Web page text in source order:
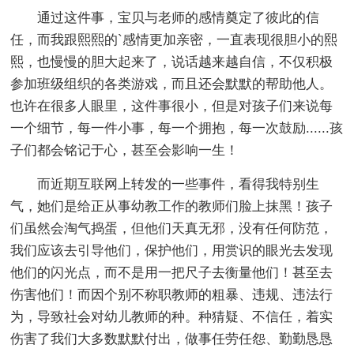
通过这件事，宝贝与老师的感情奠定了彼此的信
任，而我跟熙熙的`感情更加亲密，一直表现很胆小的熙
熙，也慢慢的胆大起来了，说话越来越自信，不仅积极
参加班级组织的各类游戏，而且还会默默的帮助他人。
也许在很多人眼里，这件事很小，但是对孩子们来说每
一个细节，每一件小事，每一个拥抱，每一次鼓励......孩
子们都会铭记于心，甚至会影响一生！
而近期互联网上转发的一些事件，看得我特别生
气，她们是给正从事幼教工作的教师们脸上抹黑！孩子
们虽然会淘气捣蛋，但他们天真无邪，没有任何防范，
我们应该去引导他们，保护他们，用赏识的眼光去发现
他们的闪光点，而不是用一把尺子去衡量他们！甚至去
伤害他们！而因个别不称职教师的粗暴、违规、违法行
为，导致社会对幼儿教师的种。种猜疑、不信任，着实
伤害了我们大多数默默付出，做事任劳任怨、勤勤恳恳